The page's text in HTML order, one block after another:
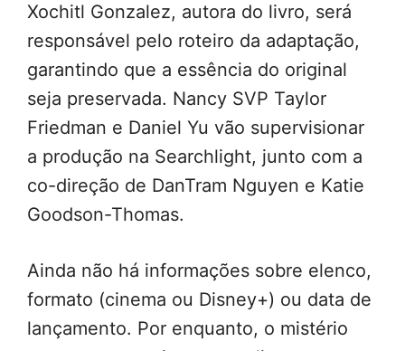
Xochitl Gonzalez, autora do livro, será
responsável pelo roteiro da adaptação,
garantindo que a essência do original
seja preservada. Nancy SVP Taylor
Friedman e Daniel Yu vão supervisionar
a produção na Searchlight, junto com a
co-direção de DanTram Nguyen e Katie
Goodson-Thomas.
Ainda não há informações sobre elenco,
formato (cinema ou Disney+) ou data de
lançamento. Por enquanto, o mistério